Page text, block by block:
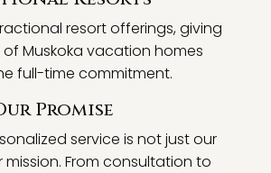
resort offerings, giving
Muskoka vacation homes
full-time commitment.
Promise
service is not just our
mission. From consultation to